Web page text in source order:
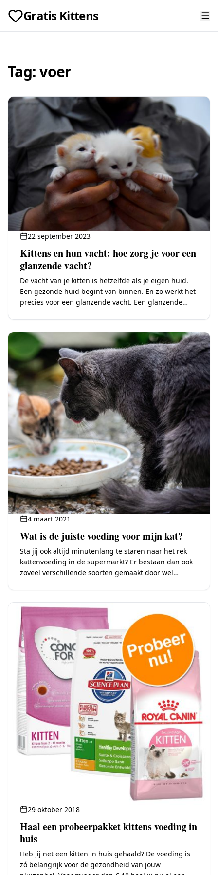
Gratis Kittens
Tag:voer
22 september 2023
Kittens en hun vacht: hoe zorg je voor een
glanzende vacht?
De vacht van je kitten is hetzelfde als je eigen huid.
Een gezonde huid begint van binnen. En zo werkt het
precies voor een glanzende vacht. Een glanzende
4 maart 2021
Wat is de juiste voeding voor mijn kat?
Sta jij ook altijd minutenlang te staren naar het rek
kattenvoeding in de supermarkt? Er bestaan dan ook
zoveel verschillende soorten gemaakt door wel
29 oktober 2018
Haal een probeerpakket kittens voeding in
huis
Heb jij net een kitten in huis gehaald? De voeding is
zó belangrijk voor de gezondheid van jouw